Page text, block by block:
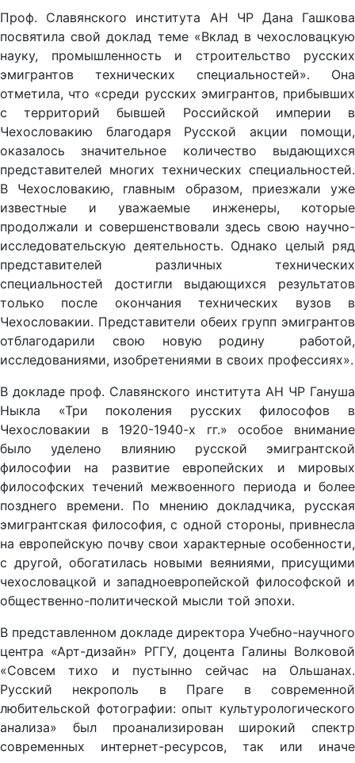
Проф. Славянского института АН ЧР Дана Гашкова
посвятила свой доклад теме «Вклад в чехословацкую
науку, промышленность и строительство русских
эмигрантов технических специальностей». Она
отметила, что «среди русских эмигрантов, прибывших
с территорий бывшей Российской империи в
Чехословакию благодаря Русской акции помощи,
оказалось значительное количество выдающихся
представителей многих технических специальностей.
В Чехословакию, главным образом, приезжали уже
известные и уважаемые инженеры, которые
продолжали и совершенствовали здесь свою научно-
исследовательскую деятельность. Однако целый ряд
представителей различных технических
специальностей достигли выдающихся результатов
только после окончания технических вузов в
Чехословакии. Представители обеих групп эмигрантов
отблагодарили свою новую родину работой,
исследованиями, изобретениями в своих профессиях».
В докладе проф. Славянского института АН ЧР Гануша
Ныкла «Три поколения русских философов в
Чехословакии в 1920-1940-х гг.» особое внимание
было уделено влиянию русской эмигрантской
философии на развитие европейских и мировых
философских течений межвоенного периода и более
позднего времени. По мнению докладчика, русская
эмигрантская философия, с одной стороны, привнесла
на европейскую почву свои характерные особенности,
с другой, обогатилась новыми веяниями, присущими
чехословацкой и западноевропейской философской и
общественно-политической мысли той эпохи.
В представленном докладе директора Учебно-научного
центра «Арт-дизайн» РГГУ, доцента Галины Волковой
«Совсем тихо и пустынно сейчас на Ольшанах.
Русский некрополь в Праге в современной
любительской фотографии: опыт культурологического
анализа» был проанализирован широкий спектр
современных интернет-ресурсов, так или иначе